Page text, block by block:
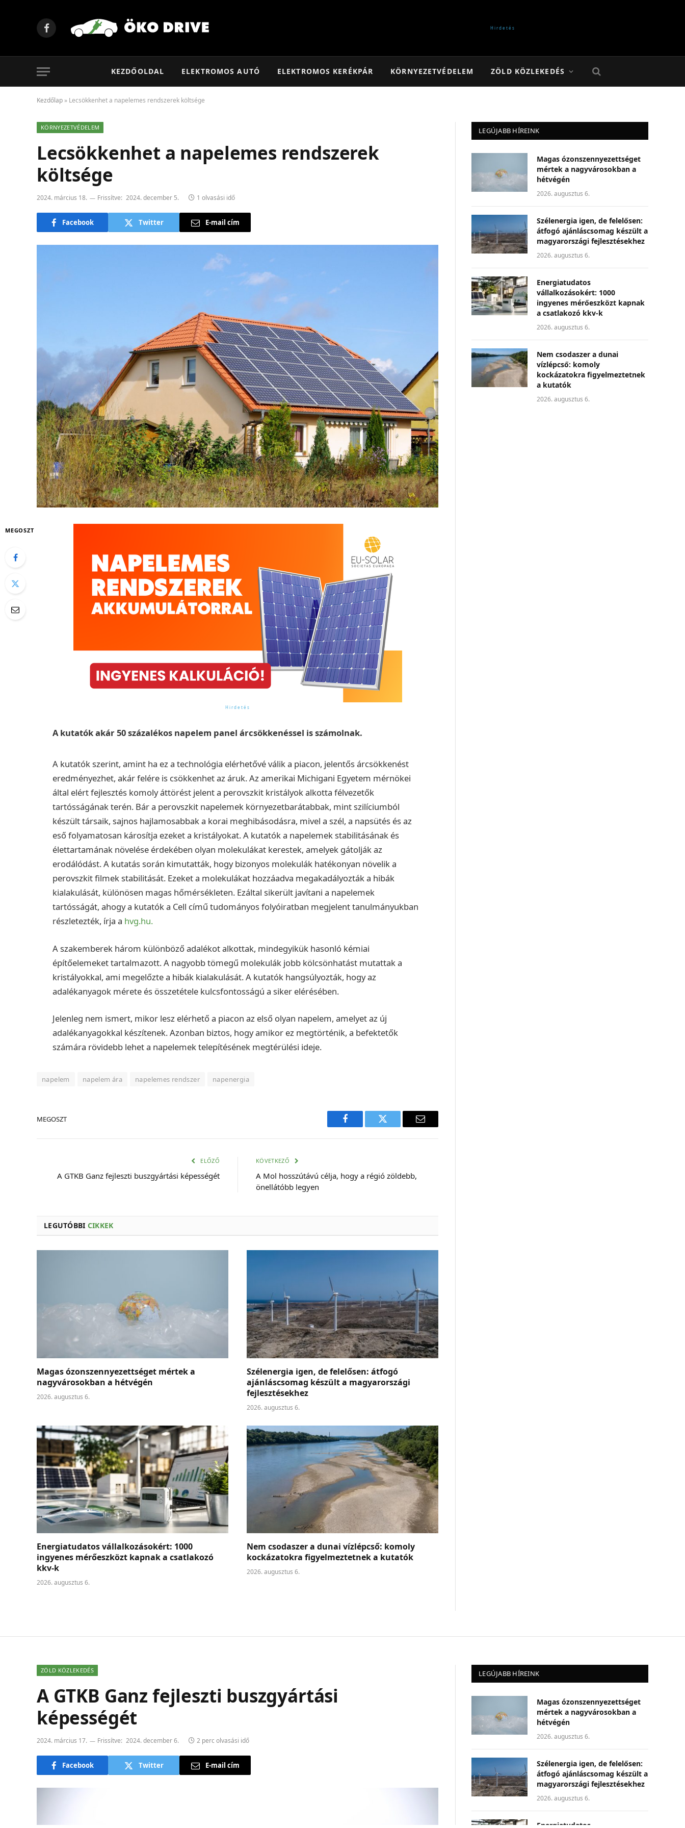
Facebook
KEZDŐOLDAL ELEKTROMOS AUTÓ ELEKTROMOS KERÉKPÁR KÖRNYEZETVÉDELEM ZÖLD KÖZLEKEDÉS
Kezdőlap » Lecsökkenhet a napelemes rendszerek költsége
KÖRNYEZETVÉDELEM
Lecsökkenhet a napelemes rendszerek
költsége
2024. március 18. Frissítve: 2024. december 5. 1 olvasási idő
Facebook Twitter E-mail cím
MEGOSZT
A kutatók akár 50 százalékos napelem panel árcsökkenéssel is számolnak.
A kutatók szerint, amint ha ez a technológia elérhetővé válik a piacon, jelentős árcsökkenést
eredményezhet, akár felére is csökkenhet az áruk. Az amerikai Michigani Egyetem mérnökei
által elért fejlesztés komoly áttörést jelent a perovszkit kristályok alkotta félvezetők
tartósságának terén. Bár a perovszkit napelemek környezetbarátabbak, mint szilíciumból
készült társaik, sajnos hajlamosabbak a korai meghibásodásra, mivel a szél, a napsütés és az
eső folyamatosan károsítja ezeket a kristályokat. A kutatók a napelemek stabilitásának és
élettartamának növelése érdekében olyan molekulákat kerestek, amelyek gátolják az
erodálódást. A kutatás során kimutatták, hogy bizonyos molekulák hatékonyan növelik a
perovszkit filmek stabilitását. Ezeket a molekulákat hozzáadva megakadályozták a hibák
kialakulását, különösen magas hőmérsékleten. Ezáltal sikerült javítani a napelemek
tartósságát, ahogy a kutatók a Cell című tudományos folyóiratban megjelent tanulmányukban
részletezték, írja a hvg.hu.
A szakemberek három különböző adalékot alkottak, mindegyikük hasonló kémiai
építőelemeket tartalmazott. A nagyobb tömegű molekulák jobb kölcsönhatást mutattak a
kristályokkal, ami megelőzte a hibák kialakulását. A kutatók hangsúlyozták, hogy az
adalékanyagok mérete és összetétele kulcsfontosságú a siker elérésében.
Jelenleg nem ismert, mikor lesz elérhető a piacon az első olyan napelem, amelyet az új
adalékanyagokkal készítenek. Azonban biztos, hogy amikor ez megtörténik, a befektetők
számára rövidebb lehet a napelemek telepítésének megtérülési ideje.
napelem napelem ára napelemes rendszer napenergia
MEGOSZT
Facebook Twitter
E-
ELŐZŐ
A GTKB Ganz fejleszti buszgyártási képességét
KÖVETKEZŐ
A Mol hosszútávú célja, hogy a régió zöldebb,
önellátóbb legyen
LEGUTÓBBI CIKKEK
Magas ózonszennyezettséget mértek a
nagyvárosokban a hétvégén
2026. augusztus 6.
Szélenergia igen, de felelősen: átfogó
ajánláscsomag készült a magyarországi
fejlesztésekhez
2026. augusztus 6.
Energiatudatos vállalkozásokért: 1000
ingyenes mérőeszközt kapnak a csatlakozó
kkv-k
2026. augusztus 6.
Nem csodaszer a dunai vízlépcső: komoly
kockázatokra figyelmeztetnek a kutatók
2026. augusztus 6.
LEGÚJABB HÍREINK
Magas ózonszennyezettséget
mértek a nagyvárosokban a
hétvégén
2026. augusztus 6.
Szélenergia igen, de felelősen:
átfogó ajánláscsomag készült a
magyarországi fejlesztésekhez
2026. augusztus 6.
Energiatudatos
vállalkozásokért: 1000
ingyenes mérőeszközt kapnak
a csatlakozó kkv-k
2026. augusztus 6.
Nem csodaszer a dunai
vízlépcső: komoly
kockázatokra figyelmeztetnek
a kutatók
2026. augusztus 6.
ZÖLD KÖZLEKEDÉS
A GTKB Ganz fejleszti buszgyártási
képességét
2024. március 17. Frissítve: 2024. december 6. 2 perc olvasási idő
Facebook Twitter E-mail cím
LEGÚJABB HÍREINK
Magas ózonszennyezettséget
mértek a nagyvárosokban a
hétvégén
2026. augusztus 6.
Szélenergia igen, de felelősen:
átfogó ajánláscsomag készült a
magyarországi fejlesztésekhez
2026. augusztus 6.
Energiatudatos